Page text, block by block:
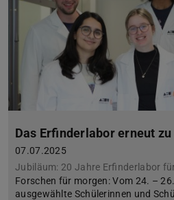
Das Erfinderlabor erneut
07.07.2025
Jubiläum: 20 Jahre Erfinderlabor
Forschen für morgen: Vom 24. –
ausgewählte Schülerinnen und